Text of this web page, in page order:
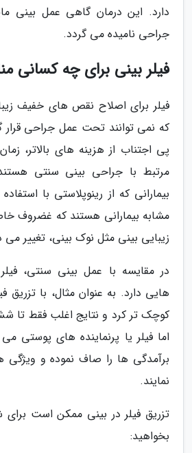
دارد. این درمان گاهی عمل بینی
جراحی نامیده می گردد.
فیلر بینی برای چه
فیلر برای اصلاح نقص های خفیف
که نمی توانند تحت عمل جراحی قرار
پی اجتناب از هزینه های بالاتر،
مرتبط با جراحی بینی سنتی
بیمارانی که از رینوپلاستی با
مشابه بیمارانی هستند که غضروف
زیبایی بینی مثل نوک بینی، تغییر
در مقایسه با عمل بینی سنتی،
هایی دارد. به عنوان مثال، با تزریق
کوچک تر کرد و نتایج اغلب فقط تا
اما فیلر یا پرنماینده های پوستی
برآمدگی ها را صاف نموده و
نمایند.
تزریق فیلر در بینی ممکن است
بخواهید: